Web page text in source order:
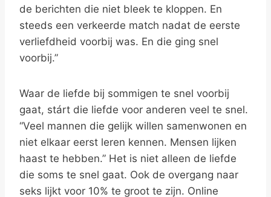
de berichten die niet bleek te kloppen. En
steeds een verkeerde match nadat de eerste
verliefdheid voorbij was. En die ging snel
voorbij.”
Waar de liefde bij sommigen te snel voorbij
gaat, stárt die liefde voor anderen veel te snel.
“Veel mannen die gelijk willen samenwonen en
niet elkaar eerst leren kennen. Mensen lijken
haast te hebben.” Het is niet alleen de liefde
die soms te snel gaat. Ook de overgang naar
seks lijkt voor 10% te groot te zijn. Online